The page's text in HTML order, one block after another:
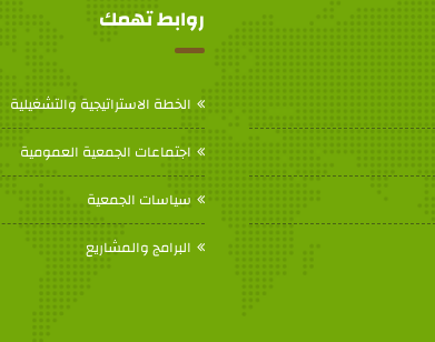
روابط تهمك
الخطة الاستراتيجية والتشغيلية
اجتماعات الجمعية العمومية
سياسات الجمعية
البرامج والمشاريع